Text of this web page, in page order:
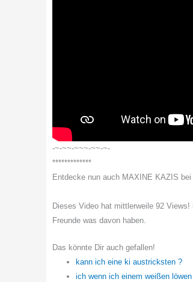
-~-~~-~~~-~~-~-
*************
Entdecke nun auch MAXINE KAZIS
Dieses Video hat mittlerweile 92
Freunde was davon haben.
Das könnte Dir auch gefallen!
kann ich eine ki austricksten ?
ich wenn ich einem weißen